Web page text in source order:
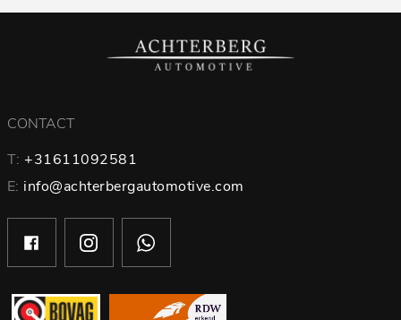
CONTACT
T: +31611092581
E: info@achterbergautomotive.com